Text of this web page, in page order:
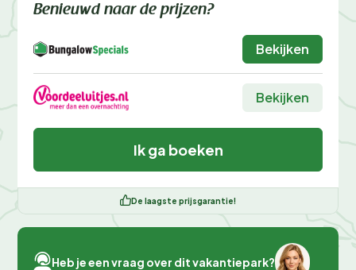
Benieuwd naar de prijzen?
Bekijken
Bekijken
Ik ga boeken
De laagste prijsgarantie!
Heb je een vraag over dit vakantiepark?